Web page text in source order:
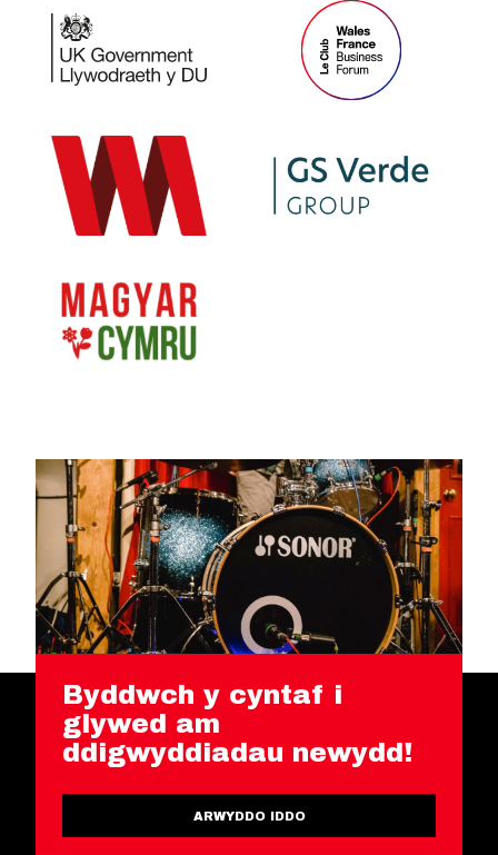
Byddwch y cyntaf i
glywed am
ddigwyddiadau newydd!
ARWYDDO IDDO